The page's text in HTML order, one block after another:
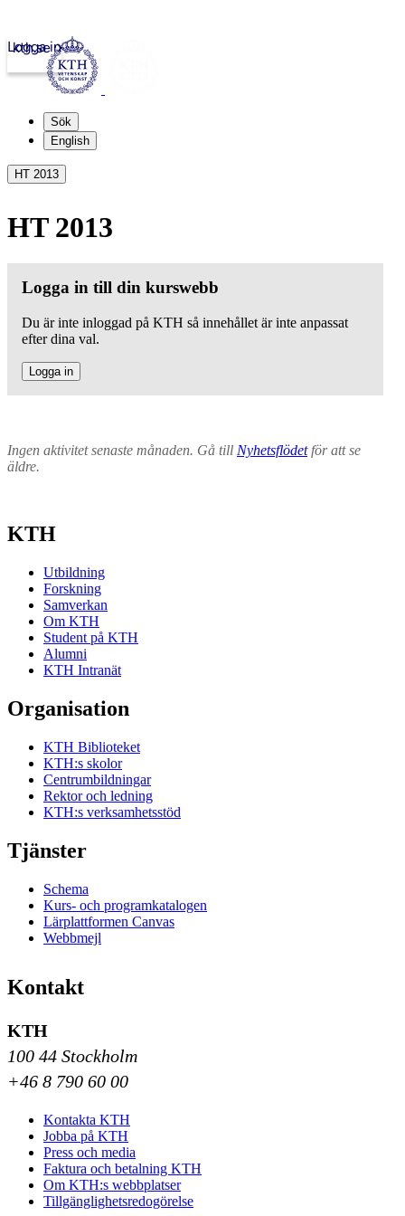
kth.se
Logga in
Sök
English
HT 2013
HT 2013
Logga in till din kurswebb
Du är inte inloggad på KTH så innehållet är inte anpassat
efter dina val.
Logga in
Ingen aktivitet senaste månaden. Gå till Nyhetsflödetför att se
äldre.
KTH
Utbildning
Forskning
Samverkan
Om KTH
Student på KTH
Alumni
KTH Intranät
Organisation
KTH Biblioteket
KTH:s skolor
Centrumbildningar
Rektor och ledning
KTH:s verksamhetsstöd
Tjänster
Schema
Kurs- och programkatalogen
Lärplattformen Canvas
Webbmejl
Kontakt
KTH
100 44 Stockholm
+46 8 790 60 00
Kontakta KTH
Jobba på KTH
Press och media
Faktura och betalning KTH
Om KTH:s webbplatser
Tillgänglighetsredogörelse